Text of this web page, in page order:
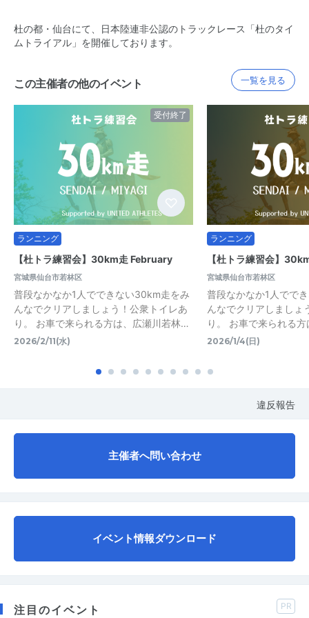
杜の都・仙台にて、日本陸連非公認のトラックレース「杜のタイ
ムトライアル」を開催しております。
この主催者の他のイベント 一覧を見る
受付終了
ランニング
【杜トラ練習会】30km走 February
宮城県仙台市若林区
普段なかなか1人でできない30km走をみ
んなでクリアしましょう！公衆トイレあ
り。 お車で来られる方は、広瀬川若林…
2026/2/11(水)
ランニング
【杜トラ練習会】
宮城県仙台市若林区
普段なかなか1人でで
んなでクリアしましょ
り。 お車で来られる
2026/1/4(日)
違反報告
主催者へ問い合わせ
イベント情報ダウンロード
注目のイベント PR